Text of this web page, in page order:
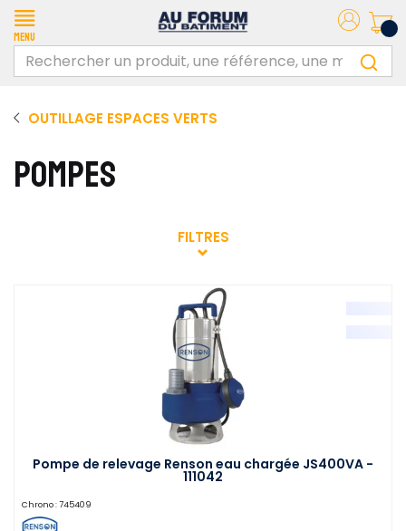
Menu
OUTILLAGE ESPACES VERTS
POMPES
FILTRES
Pompe de relevage Renson eau chargée JS400VA -
111042
Chrono : 745409